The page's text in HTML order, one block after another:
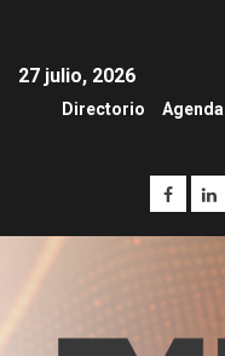
27 julio, 2026
Directorio Agenda